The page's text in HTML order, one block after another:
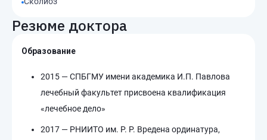
Резюме доктора
Образование
2015 — СПБГМУ имени академика И.П. Павлова
лечебный факультет присвоена квалификация
«лечебное дело»
2017 — РНИИТО им. Р. Р. Вредена ординатура,